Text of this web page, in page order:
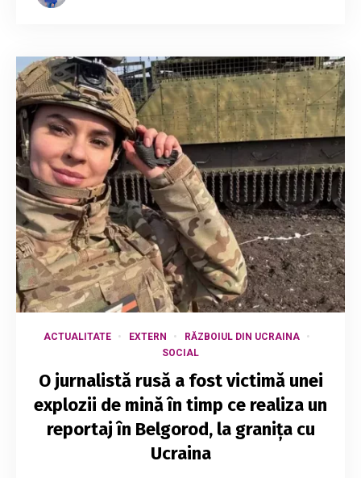
ACTUALITATE EXTERN
RĂZBOIUL DIN UCRAINA
SOCIAL
O jurnalistă rusă a fost victimă unei
explozii de mină în timp ce realiza un
reportaj în Belgorod, la granița cu
Ucraina